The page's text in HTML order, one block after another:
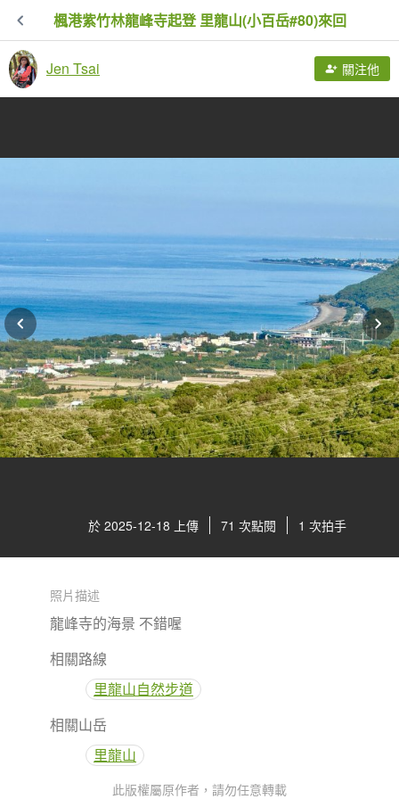
楓港紫竹林龍峰寺起登 里龍山(小百岳#80)來回
Jen Tsai 關注他
於 2025-12-18 上傳 71 次點閱 1 次拍手
照片描述
龍峰寺的海景 不錯喔
相關路線
里龍山自然步道
相關山岳
里龍山
此版權屬原作者，請勿任意轉載